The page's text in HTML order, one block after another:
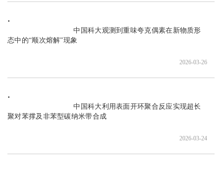
                               中国科大观测到重味夸克偶素在新物质形
态中的“顺次熔解”现象
2026-03-26
                               中国科大利用表面开环聚合反应实现超长
聚对苯撑及非苯型碳纳米带合成
2026-03-24